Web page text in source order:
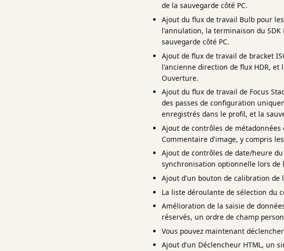
de la sauvegarde côté PC.
Ajout du flux de travail Bulb pour
l'annulation, la terminaison du SDK
sauvegarde côté PC.
Ajout de flux de travail de bracket
l'ancienne direction de flux HDR,
Ouverture.
Ajout du flux de travail de Focus
des passes de configuration
enregistrés dans le profil, et la
Ajout de contrôles de
Commentaire d'image, y compris
Ajout de contrôles de date/heure
synchronisation optionnelle lors de
Ajout d'un bouton de calibration de
La liste déroulante de sélection du
Amélioration de la saisie de
réservés, un ordre de champ
Vous pouvez maintenant
Ajout d'un Déclencheur HTML, un